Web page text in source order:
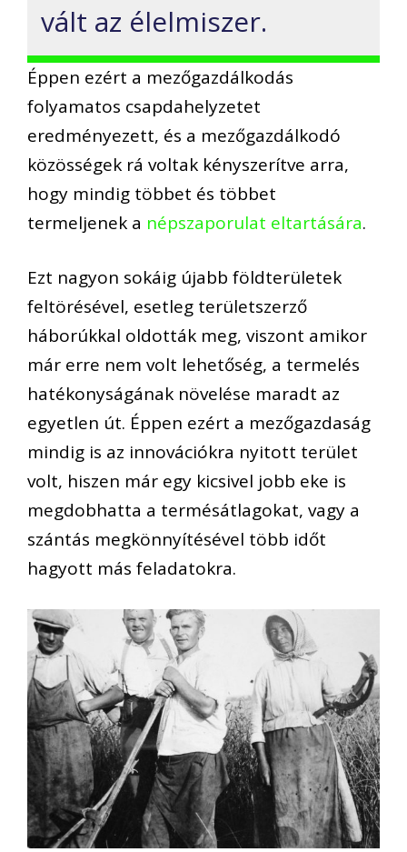
vált az élelmiszer.
Éppen ezért a mezőgazdálkodás
folyamatos csapdahelyzetet
eredményezett, és a mezőgazdálkodó
közösségek rá voltak kényszerítve arra,
hogy mindig többet és többet
termeljenek a népszaporulat eltartására.
Ezt nagyon sokáig újabb földterületek
feltörésével, esetleg területszerző
háborúkkal oldották meg, viszont amikor
már erre nem volt lehetőség, a termelés
hatékonyságának növelése maradt az
egyetlen út. Éppen ezért a mezőgazdaság
mindig is az innovációkra nyitott terület
volt, hiszen már egy kicsivel jobb eke is
megdobhatta a termésátlagokat, vagy a
szántás megkönnyítésével több időt
hagyott más feladatokra.